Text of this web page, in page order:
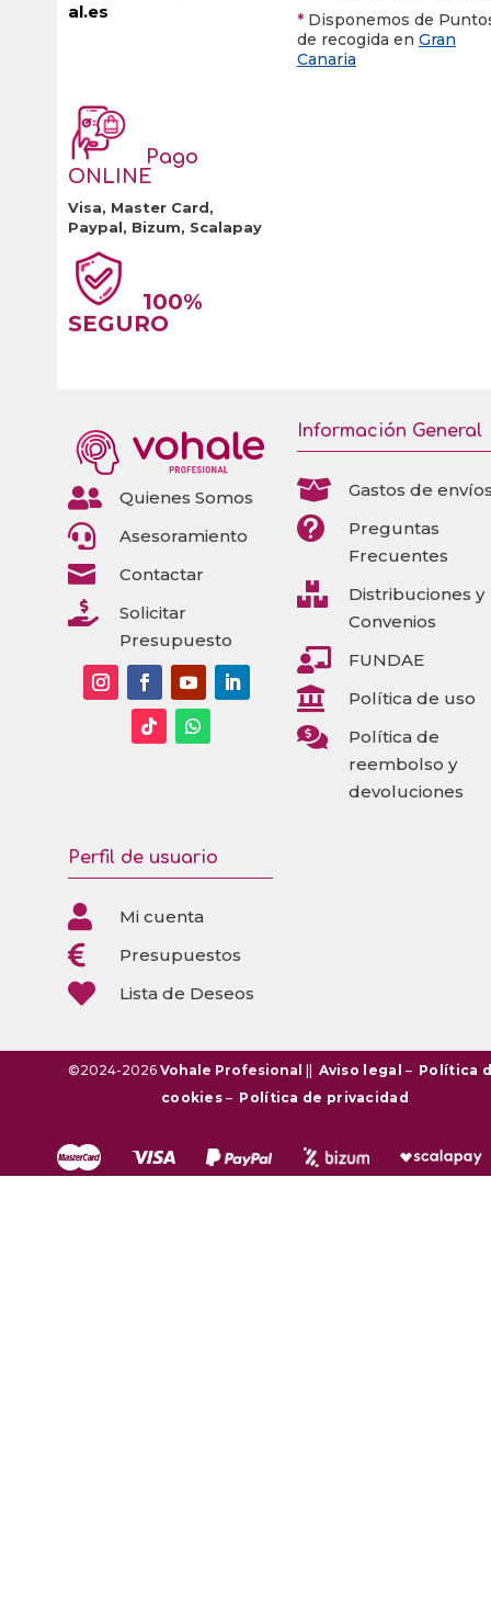
al.es
* Disponemos de
de recogida en Gran
Canaria
Pago
ONLINE
Visa, Master Card,
Paypal, Bizum, Scalapay
100%
SEGURO
 Quienes Somos
 Asesoramiento
 Contactar

Solicitar
Presupuesto
Información General
 Gastos de

Preguntas
Frecuentes

Distribuciones y
Convenios
 FUNDAE
 Política de uso

Política de
reembolso y
devoluciones
Perfil de usuario
 Mi cuenta
 Presupuestos
 Lista de Deseos
©2024-2026 Vohale Profesional Aviso legal – Política
cookies– Política de privacidad